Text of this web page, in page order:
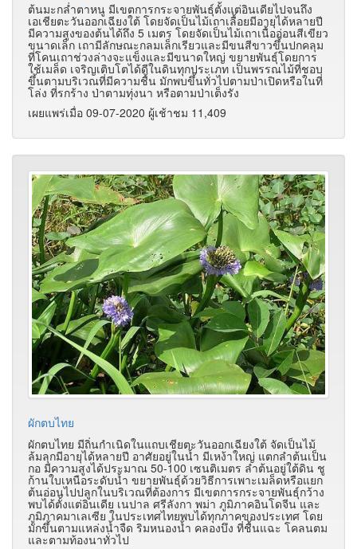
ต้นมะกล่ำตาหนู มีเขตการกระจายพันธุ์ตั้งแต่อินเดียไปจนถึง
เอเชียตะวันออกเฉียงใต้ โดยจัดเป็นไม้เถาเลื้อยมีอายุได้หลายปี
มีความสูงของต้นได้ถึง 5 เมตร โดยจัดเป็นไม้เถาเนื้ออ่อนสีเขียว
ขนาดเล็ก เถามีลักษณะกลมเล็กเรียวและมีขนสีขาวขึ้นปกคลุม
ที่โคนเถาช่วงล่างจะแข็งและมีขนาดใหญ่ ขยายพันธุ์โดยการ
ใช้เมล็ด เจริญเติบโตได้ดีในดินทุกประเภท เป็นพรรณไม้ที่ชอบ
ขึ้นตามบริเวณที่มีความชื้น มักพบขึ้นทั่วไปตามป่าเปิดหรือในที่
โล่ง ที่รกร้าง ป่าตามทุ่งนา หรือตามป่าเต็งรัง
เผยแพร่เมื่อ 09-07-2020 ผู้เช้าชม 11,409
ผักตบไทย
ผักตบไทย มีถิ่นกำเนิดในแถบเชียตะวันออกเฉียงใต้ จัดเป็นไม้
ล้มลุกมีอายุได้หลายปี อาศัยอยู่ในน้ำ มีเหง้าใหญ่ แตกลำต้นเป็น
กอ มีความสูงได้ประมาณ 50-100 เซนติเมตร ลำต้นอยู่ใต้ดิน ชู
ก้านใบเหนือระดับน้ำ ขยายพันธุ์ด้วยวิธีการเพาะเมล็ดหรือแยก
ต้นอ่อนไปปลูกในบริเวณที่ต้องการ มีเขตการกระจายพันธุ์กว้าง
พบได้ตั้งแต่อินเดีย เนปาล ศรีลังกา พม่า ภูมิภาคอินโดจีน และ
ภูมิภาคมาเลเซีย ในประเทศไทยพบได้ทุกภาคของประเทศ โดย
มักขึ้นตามแหล่งน้ำจืด ริมหนองน้ำ คลองบึง ที่ชื้นแฉะ โคลนตม
และตามท้องนาทั่วไป